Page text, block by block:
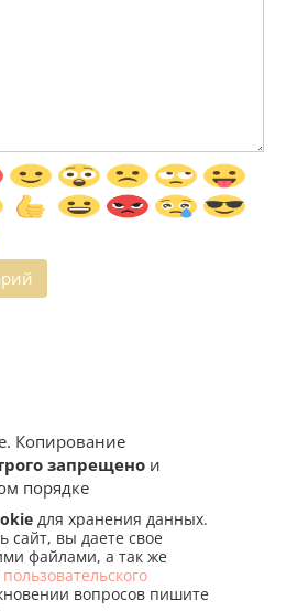
Копирование
запрещено и
порядке
для хранения данных.
сайт, вы даете свое
файлами, а так же
пользовательского
вопросов пишите